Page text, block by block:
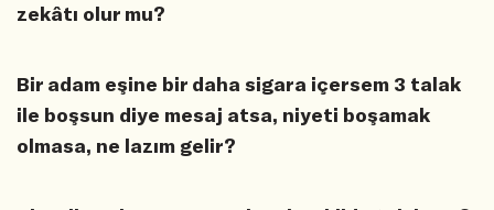
zekâtı olur mu?
Bir adam eşine bir daha sigara içersem 3 talak
ile boşsun diye mesaj atsa, niyeti boşamak
olmasa, ne lazım gelir?